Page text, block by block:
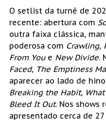
O setlist da turnê de
recente: abertura com
outra faixa clássica,
poderosa com Crawling,
From Youe New Divide.
Faced, The Emptiness
aparecer ao lado de
Breaking the Habit,
Bleed It Out. Nos shows
apresentado cerca de